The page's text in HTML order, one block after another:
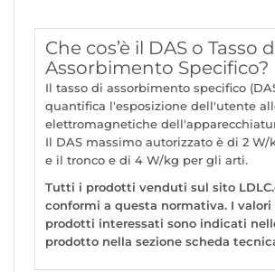
Che cos’è il DAS o Tasso
Assorbimento Specifico?
Il tasso di assorbimento specifico
quantifica l'esposizione dell'utente
elettromagnetiche
Il DAS massimo autorizzato è di 2 W/
e il tronco e di 4 W/kg per gli arti.
Tutti i prodotti venduti sul sito
conformi a questa normativa. I valori
prodotti interessati sono indicati
prodotto nella sezione scheda